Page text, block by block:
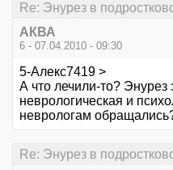
Re: Энурез в
АКВА
6 - 07.04.2010 - 09:30
5-Алекс7419 >
А что лечили-то? Энурез
неврологическая и
неврологам
Re: Энурез в